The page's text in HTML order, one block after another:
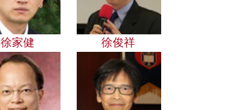
徐家健 徐俊祥